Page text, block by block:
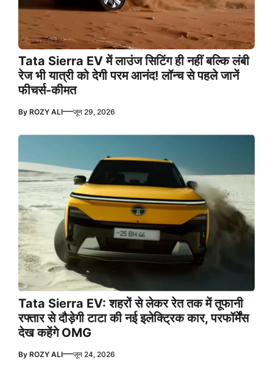
Tata Sierra EV में लाउंज सिटिंग ही नहीं बल्कि लंबी
रेज भी यात्री को देगी परम आनंद! लॉन्च से पहले जानें
फीचर्स-कीमत
By ROZY ALI—जून 29, 2026
Tata Sierra EV: शहरों से लेकर रेत तक में तूफानी
रफ्तार से दौड़ेगी टाटा की नई इलेक्ट्रिक कार, परफॉर्मेंस
देख कहेंगे OMG
By ROZY ALI—जून 24, 2026